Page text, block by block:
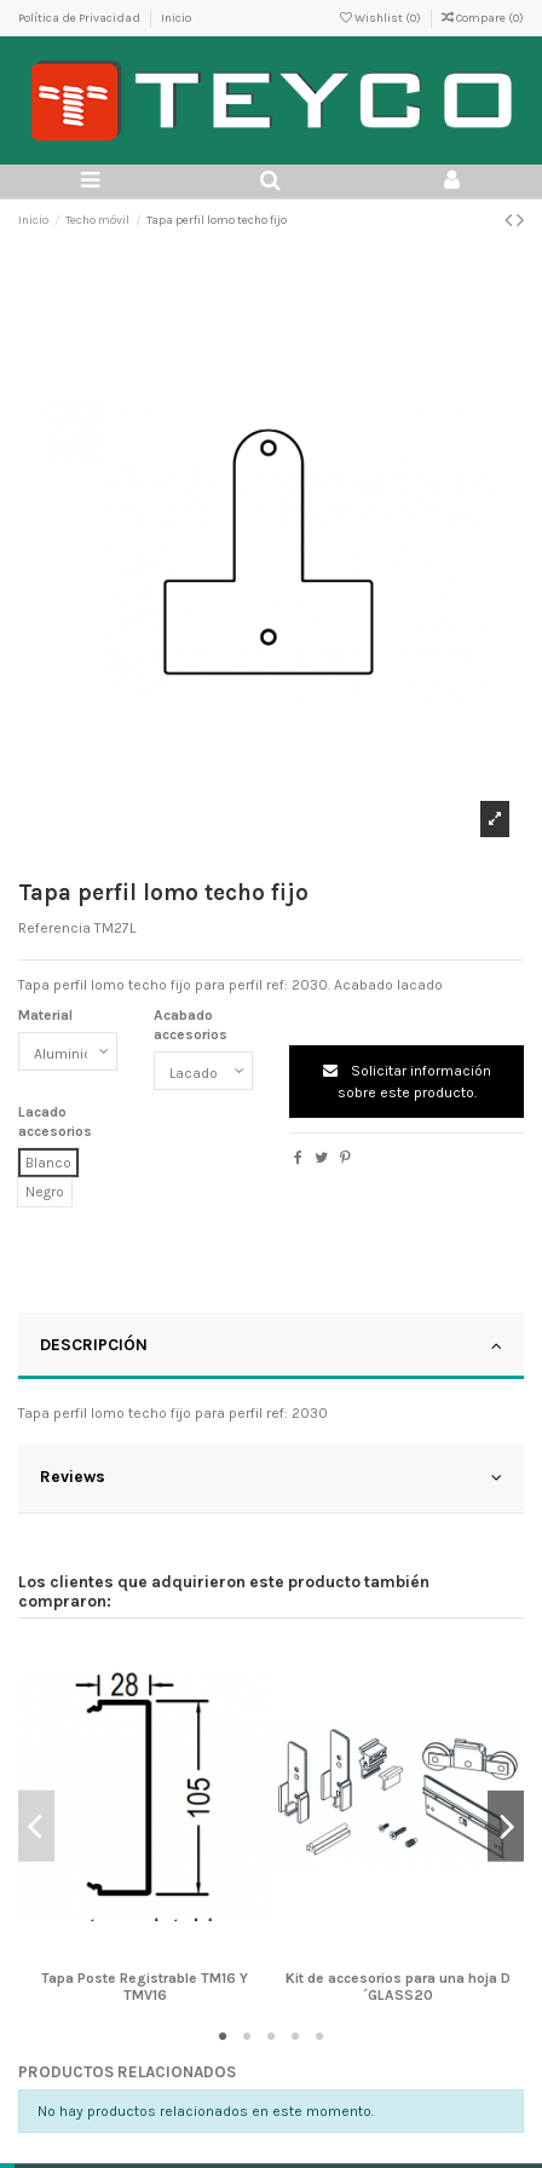
Política de Privacidad Inicio Wishlist (0) Compare (0)
Inicio Techo móvil Tapa perfil lomo techo fijo
Tapa perfil lomo techo fijo
Referencia TM27L
Tapa perfil lomo techo fijo para perfil ref: 2030. Acabado lacado
Material
Acabado
accesorios
Lacado
accesorios
Blanco
Negro
Solicitar información
sobre este producto.
DESCRIPCIÓN
Tapa perfil lomo techo fijo para perfil ref: 2030
Reviews
Los clientes que adquirieron este producto también
compraron:
Tapa Poste Registrable TM16 Y
TMV16
Kit de accesorios para una hoja D
´GLASS20
PRODUCTOS RELACIONADOS
No hay productos relacionados en este momento.